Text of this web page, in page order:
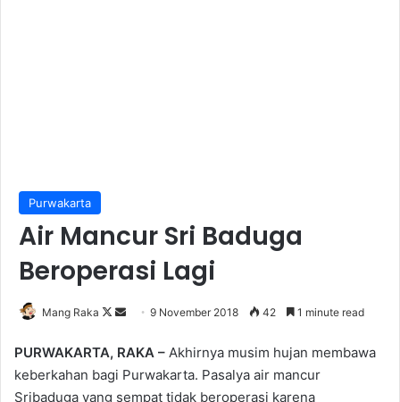
Purwakarta
Air Mancur Sri Baduga
Beroperasi Lagi
Mang Raka
Follow
X
Send
email
9 November 2018 42 1 minute read
PURWAKARTA, RAKA – Akhirnya musim hujan membawa
keberkahan bagi Purwakarta. Pasalya air mancur
Sribaduga yang sempat tidak beroperasi karena